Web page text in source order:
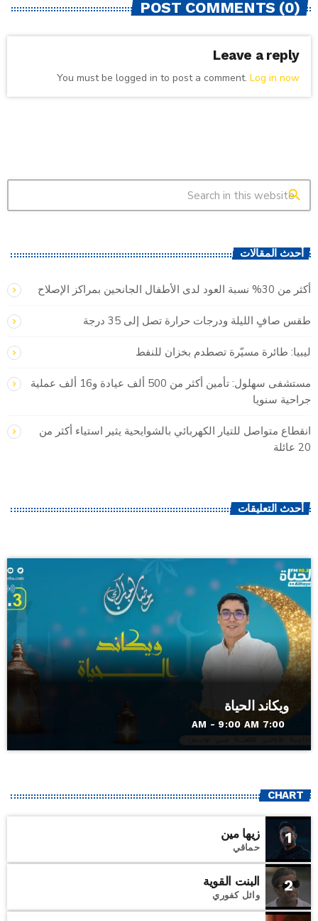
POST COMMENTS (0)
Leave a reply
You must be logged in to post a comment. Log in now
search
أحدث المقالات
أكثر من 30% نسبة العود لدى الأطفال الجانحين بمراكز الإصلاح
طقس صافٍ الليلة ودرجات حرارة تصل إلى 35 درجة
ليبيا: طائرة مسيّرة تصطدم بخزان للنفط
مستشفى سهلول: تأمين أكثر من 500 ألف عيادة و16 ألف عملية
جراحية سنويا
انقطاع متواصل للتيار الكهربائي بالشوايحية يثير استياء أكثر من
20 عائلة
أحدث التعليقات
ويكاند الحياة
7:00 AM - 9:00 AM
CHART
1 زيها مين
حماقي
2 البنت القوية
وائل كفوري